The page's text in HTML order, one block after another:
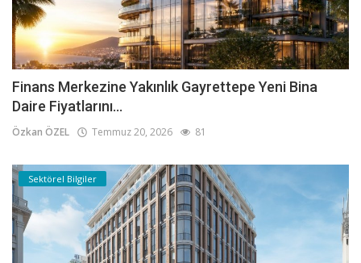
Finans Merkezine Yakınlık Gayrettepe Yeni Bina
Daire Fiyatlarını...
Özkan ÖZEL Temmuz 20, 2026 81
Sektörel Bilgiler